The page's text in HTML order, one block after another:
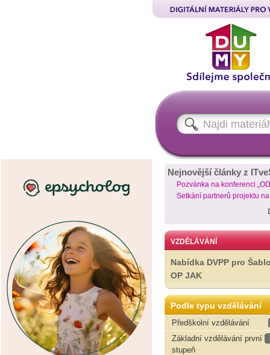
Nejnovější články z
Pozvánka na konferenci
Setkání partnerů projektu
VZDĚLÁVÁNÍ
Nabídka DVPP pro
OP JAK
Podle typu vzdělávání
Předškolní vzdělávání
Základní vzdělávání první
stupeň